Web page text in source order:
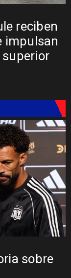
apuesta
Paso
a Los
Colo